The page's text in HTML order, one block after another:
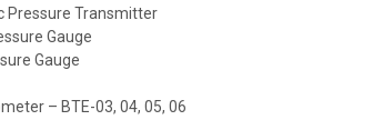
Pressure Transmitter
Gauge
Gauge
– BTE-03, 04, 05, 06